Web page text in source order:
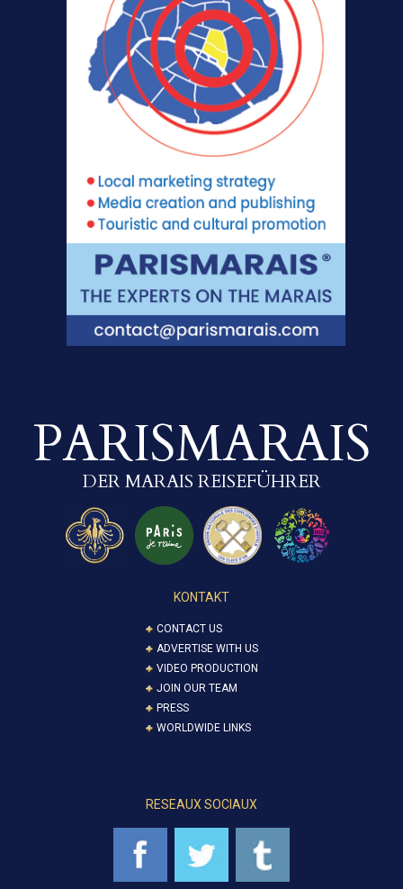
PARISMARAIS
DER MARAIS REISEFÜHRER
KONTAKT
CONTACT US
ADVERTISE WITH US
VIDEO PRODUCTION
JOIN OUR TEAM
PRESS
WORLDWIDE LINKS
RESEAUX SOCIAUX